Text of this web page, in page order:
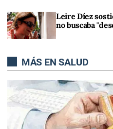
Leire Díez
no buscaba
MÁS EN SALUD